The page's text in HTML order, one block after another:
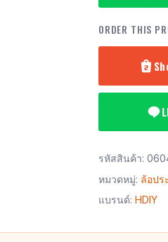
ORDER THIS
รหัสสินค้า:
หมวดหมู่: ล้อปร
แบรนด์: HDIY